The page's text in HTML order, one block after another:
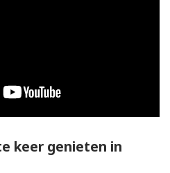
keer genieten in